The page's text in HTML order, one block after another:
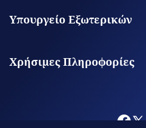
Υπηρεσίες για τον Πολίτη
Ψηφιακές Προξενικές Υπηρεσίες
Υπουργείο Εξωτερικών
Οι Αρχές μας στον Κόσμο
Χρήσιμες Πληροφορίες